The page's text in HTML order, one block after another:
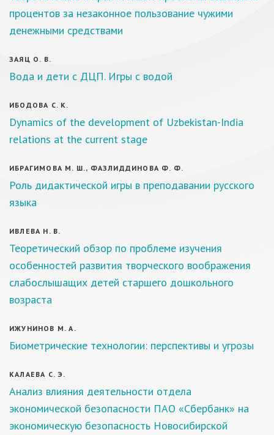
процентов за незаконное пользование чужими
денежными средствами
ЗАЯЦ О. В.
Вода и дети с ДЦП. Игры с водой
ИБОДОВА С. К.
Dynamics of the development of Uzbekistan-India
relations at the current stage
ИБРАГИМОВА М. Ш., ФАЗЛИДДИНОВА Ф. Ф.
Роль дидактической игры в преподавании русского
языка
ИВЛЕВА Н. В.
Теоретический обзор по проблеме изучения
особенностей развития творческого воображения
слабослышащих детей старшего дошкольного
возраста
ИЖУНИНОВ М. А.
Биометрические технологии: перспективы и угрозы
КАЛАЕВА С. Э.
Анализ влияния деятельности отдела
экономической безопасности ПАО «Сбербанк» на
экономическую безопасность Новосибирской